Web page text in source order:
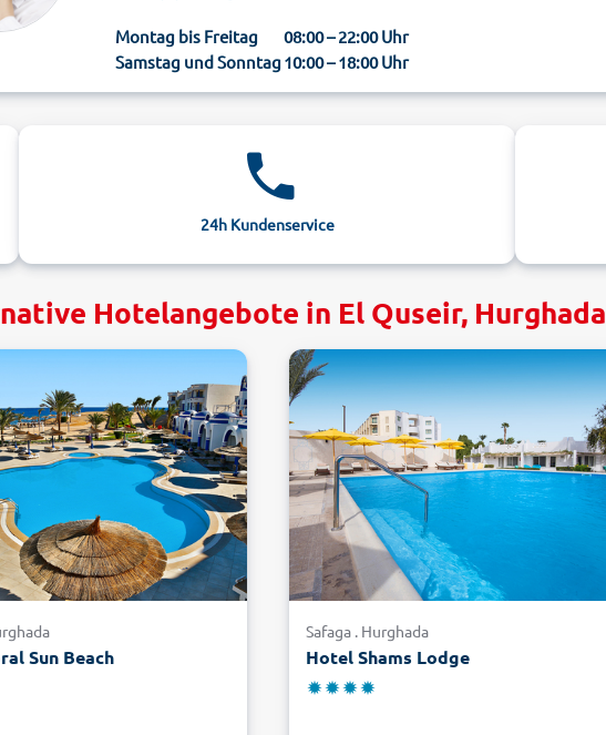
Montag bis Freitag
08:00 – 22:00 Uhr
Samstag und Sonntag10:00 – 18:00 Uhr
24h Kundenservice
Hotelangebote in El Quseir, Hurghada
Sun Beach
Safaga . Hurghada
Hotel Shams Lodge